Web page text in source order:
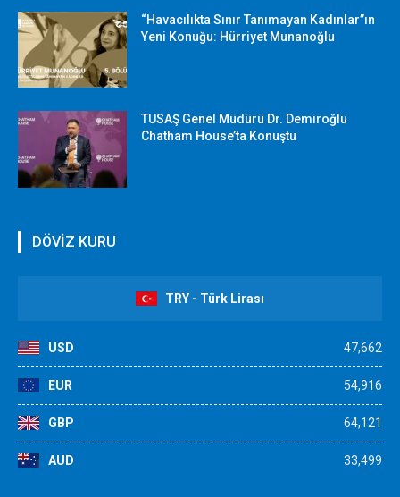
“Havacılıkta Sınır Tanımayan Kadınlar”ın
Yeni Konuğu: Hürriyet Munanoğlu
TUSAŞ Genel Müdürü Dr. Demiroğlu
Chatham House’ta Konuştu
DÖVİZ KURU
TRY - Türk Lirası
USD 47,662
EUR 54,916
GBP 64,121
AUD 33,499